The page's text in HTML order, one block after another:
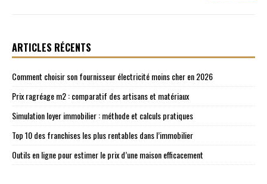
ARTICLES RÉCENTS
Comment choisir son fournisseur électricité moins cher en 2026
Prix ragréage m2 : comparatif des artisans et matériaux
Simulation loyer immobilier : méthode et calculs pratiques
Top 10 des franchises les plus rentables dans l’immobilier
Outils en ligne pour estimer le prix d’une maison efficacement